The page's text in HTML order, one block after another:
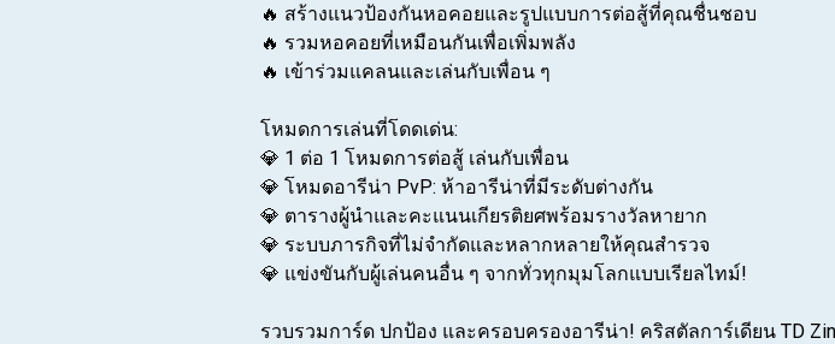
🔥 สร้างแนวป้องกันหอคอยและรูปแบบการต่อสู้ที่คุณชื่นชอบ
🔥 รวมหอคอยที่เหมือนกันเพื่อเพิ่มพลัง
🔥 เข้าร่วมแคลนและเล่นกับเพื่อน ๆ
โหมดการเล่นที่โดดเด่น:
💎 1 ต่อ 1 โหมดการต่อสู้ เล่นกับเพื่อน
💎 โหมดอารีน่า PvP: ห้าอารีน่าที่มีระดับต่างกัน
💎 ตารางผู้นำและคะแนนเกียรติยศพร้อมรางวัลหายาก
💎 ระบบภารกิจที่ไม่จำกัดและหลากหลายให้คุณสำรวจ
💎 แข่งขันกับผู้เล่นคนอื่น ๆ จากทั่วทุกมุมโลกแบบเรียลไทม์!
รวบรวมการ์ด ปกป้อง และครอบครองอารีน่า! คริสตัลการ์เดียน TD